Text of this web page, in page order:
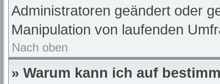
Administratoren geändert oder
Manipulation von laufenden
Nach oben
» Warum kann ich auf